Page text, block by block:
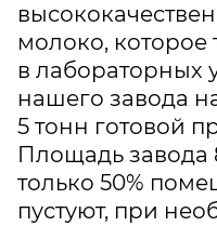
молоко,
в лабораторных
нашего завода
5 тонн готовой
Площадь завода
только 50%
пустуют, при